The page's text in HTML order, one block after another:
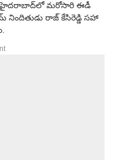
హైదరాబాద్‌లో మరోసారి ఈడీ
నిందితుడు రాజ్ కేసిరెడ్డి సహా